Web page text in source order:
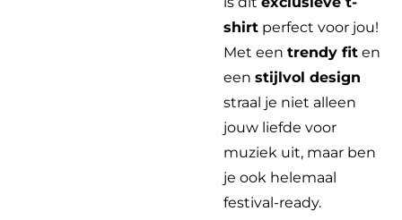
shirt perfect voor jou!
Met een trendy fit en
een stijlvol design
straal je niet alleen
jouw liefde voor
muziek uit, maar ben
je ook helemaal
festival-ready.